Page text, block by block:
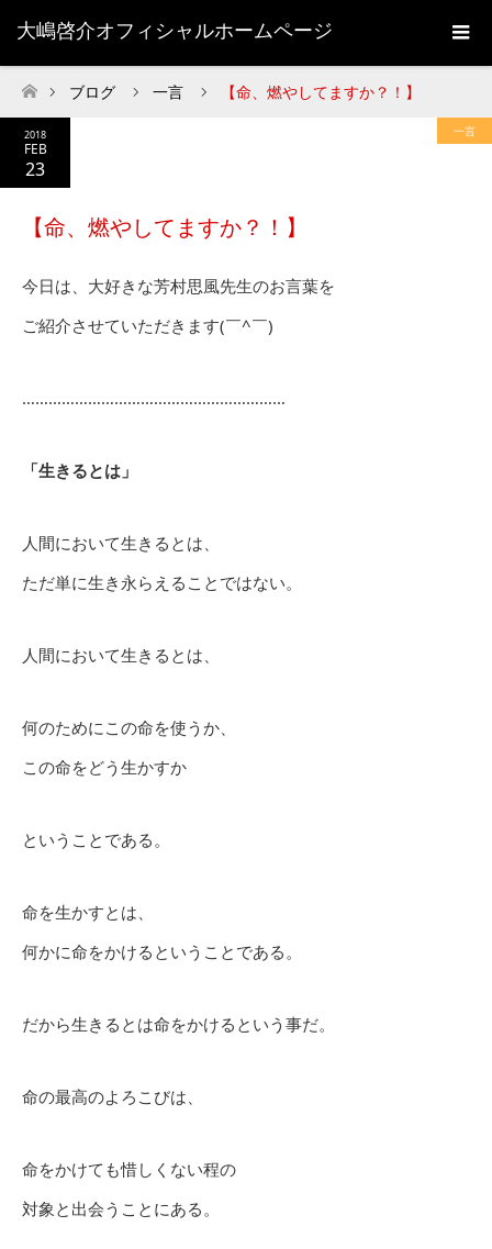
大嶋啓介オフィシャルホームページ
ホーム
ブログ 一言 【命、燃やしてますか？！】
2018
FEB
23
一言
【命、燃やしてますか？！】
今日は、大好きな芳村思風先生のお言葉を
ご紹介させていただきます(￣^￣)ゞ
……………………………………………………
「生きるとは」
人間において生きるとは、
ただ単に生き永らえることではない。
人間において生きるとは、
何のためにこの命を使うか、
この命をどう生かすか
ということである。
命を生かすとは、
何かに命をかけるということである。
だから生きるとは命をかけるという事だ。
命の最高のよろこびは、
命をかけても惜しくない程の
対象と出会うことにある。